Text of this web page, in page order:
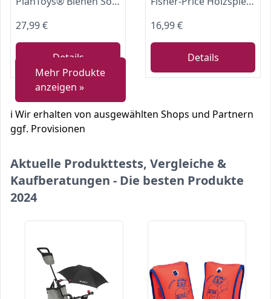
27,99 €
Details
16,99 €
Details
Mehr Produkte
anzeigen »
ℹ️ Wir erhalten von ausgewählten Shops und Partnern
ggf. Provisionen
Aktuelle Produkttests, Vergleiche &
Kaufberatungen - Die besten Produkte
2024